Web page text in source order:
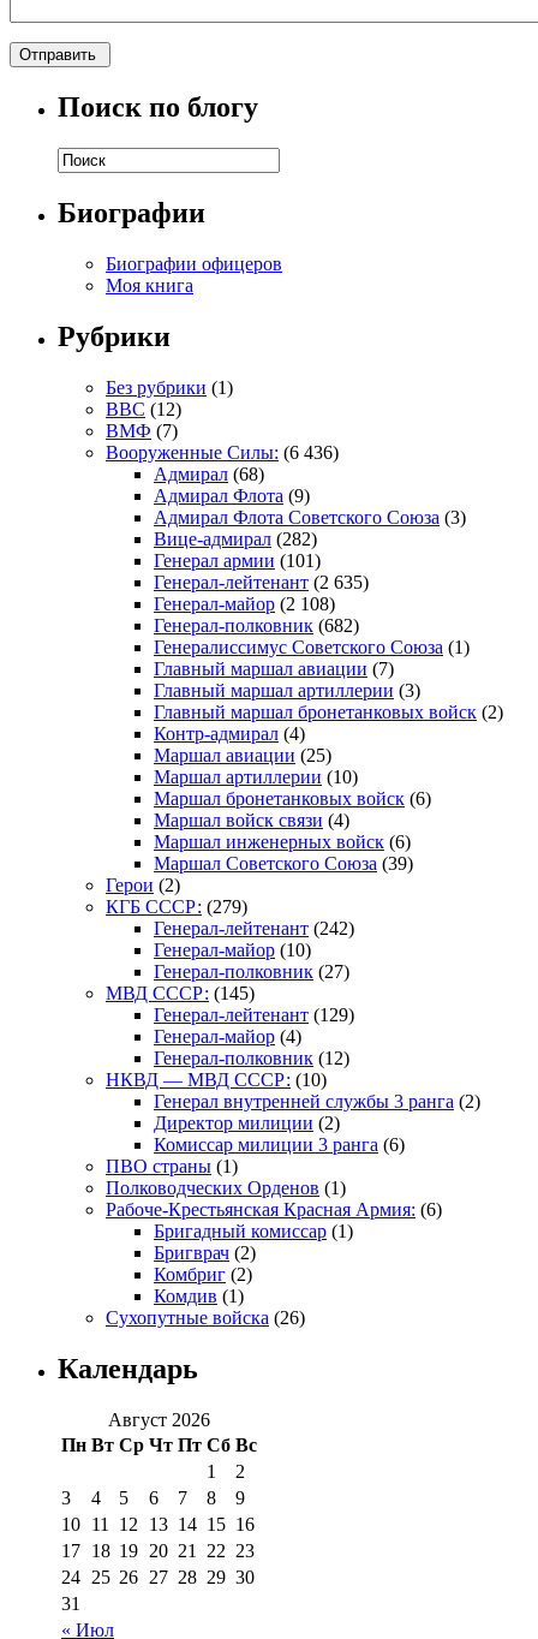
Поиск по блогу
Биографии
Биографии офицеров
Моя книга
Рубрики
Без рубрики (1)
ВВС (12)
ВМФ (7)
Вооруженные Силы: (6 436)
Адмирал (68)
Адмирал Флота (9)
Адмирал Флота Советского Союза (3)
Вице-адмирал (282)
Генерал армии (101)
Генерал-лейтенант (2 635)
Генерал-майор (2 108)
Генерал-полковник (682)
Генералиссимус Советского Союза (1)
Главный маршал авиации (7)
Главный маршал артиллерии (3)
Главный маршал бронетанковых войск (2)
Контр-адмирал (4)
Маршал авиации (25)
Маршал артиллерии (10)
Маршал бронетанковых войск (6)
Маршал войск связи (4)
Маршал инженерных войск (6)
Маршал Советского Союза (39)
Герои (2)
КГБ СССР: (279)
Генерал-лейтенант (242)
Генерал-майор (10)
Генерал-полковник (27)
МВД СССР: (145)
Генерал-лейтенант (129)
Генерал-майор (4)
Генерал-полковник (12)
НКВД — МВД СССР: (10)
Генерал внутренней службы 3 ранга (2)
Директор милиции (2)
Комиссар милиции 3 ранга (6)
ПВО страны (1)
Полководческих Орденов (1)
Рабоче-Крестьянская Красная Армия: (6)
Бригадный комиссар (1)
Бригврач (2)
Комбриг (2)
Комдив (1)
Сухопутные войска (26)
Календарь
Август 2026
Пн Вт Ср Чт Пт Сб Вс
« Июл
1
2
3
4 5 6 7 8
9
10 11 12 13 14 15 16
17 18 19 20 21 22 23
24 25 26 27 28 29 30
31